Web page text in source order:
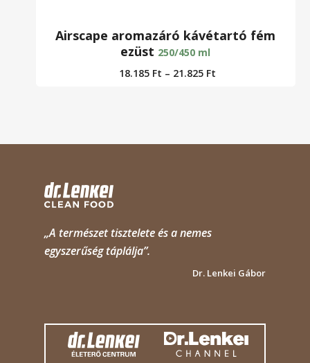
Airscape aromazáró kávétartó fém
ezüst 250/450 ml
18.185 Ft – 21.825 Ft
„A természet tisztelete és a nemes
egyszerűség táplálja”.
Dr. Lenkei Gábor